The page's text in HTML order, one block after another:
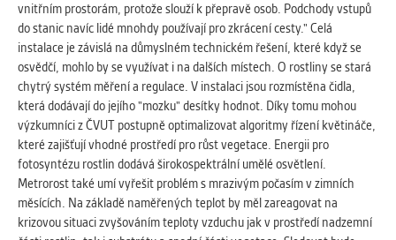
vnitřním prostorám, protože slouží k přepravě osob. Podchody vstupů
do stanic navíc lidé mnohdy používají pro zkrácení cesty." Celá
instalace je závislá na důmyslném technickém řešení, které když se
osvědčí, mohlo by se využívat i na dalších místech. O rostliny se stará
chytrý systém měření a regulace. V instalaci jsou rozmístěna čidla,
která dodávají do jejího "mozku" desítky hodnot. Díky tomu mohou
výzkumníci z ČVUT postupně optimalizovat algoritmy řízení květináče,
které zajišťují vhodné prostředí pro růst vegetace. Energii pro
fotosyntézu rostlin dodává širokospektrální umělé osvětlení.
Metrorost také umí vyřešit problém s mrazivým počasím v zimních
měsících. Na základě naměřených teplot by měl zareagovat na
krizovou situaci zvyšováním teploty vzduchu jak v prostředí nadzemní